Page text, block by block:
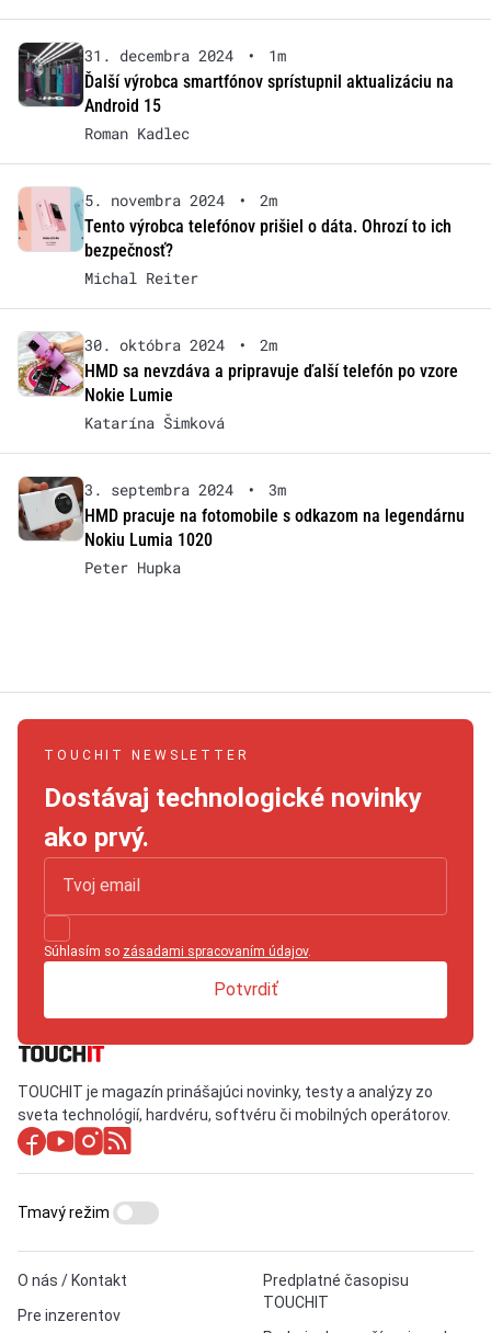
31. decembra 2024 •
1m
Ďalší výrobca smartfónov sprístupnil aktualizáciu na
Android 15
Roman Kadlec
5. novembra 2024 •
2m
Tento výrobca telefónov prišiel o dáta. Ohrozí to ich
bezpečnosť?
Michal Reiter
30. októbra 2024 •
2m
HMD sa nevzdáva a pripravuje ďalší telefón po vzore
Nokie Lumie
Katarína Šimková
3. septembra 2024 •
3m
HMD pracuje na fotomobile s odkazom na legendárnu
Nokiu Lumia 1020
Peter Hupka
TOUCHIT NEWSLETTER
Dostávaj technologické novinky
ako prvý.
Súhlasím so zásadami spracovaním údajov.
Potvrdiť
TOUCHIT je magazín prinášajúci novinky, testy a analýzy zo
sveta technológií, hardvéru, softvéru či mobilných operátorov.
O nás / Kontakt
Pre inzerentov
Predplatné časopisu
TOUCHIT
Tmavý režim